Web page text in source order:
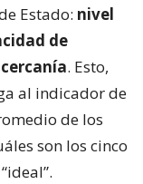
Estado: nivel
de
. Esto,
al indicador de
de los
son los cinco